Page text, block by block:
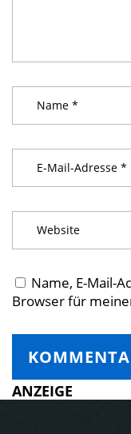
Name, E-Mail-
Browser für
ANZEIGE